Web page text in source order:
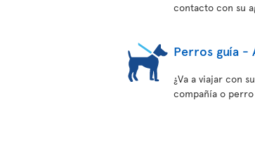
contacto con su
Perros guía -
¿Va a viajar con
compañía o